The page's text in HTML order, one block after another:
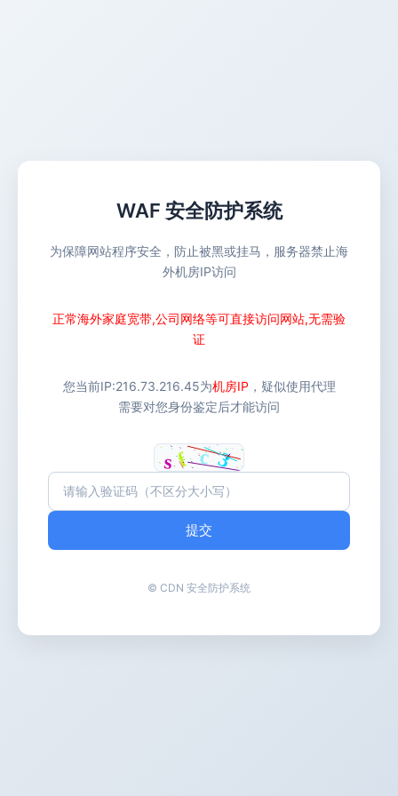
WAF 安全防护系统
为保障网站程序安全，防止被黑或挂马，服务器禁止海
外机房IP访问
正常海外家庭宽带,公司网络等可直接访问网站,无需验
证
您当前IP:216.73.216.45为机房IP ，疑似使用代理
需要对您身份鉴定后才能访问
提交
© CDN 安全防护系统